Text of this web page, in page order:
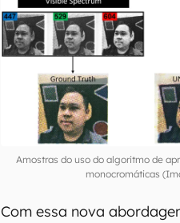
Amostras do uso do algoritmo de
monocromáticas
Com essa nova